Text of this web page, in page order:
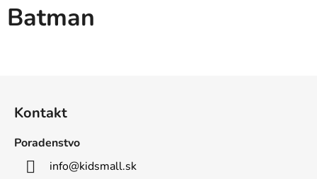
Batman
Kontakt
Poradenstvo
info@kidsmall.sk